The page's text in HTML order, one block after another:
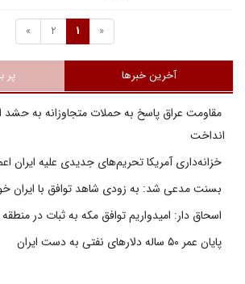
«
1
2
»
آخرین خبرها پر
مقاومت عراق پاسخ به حملات متجاوزانه به حشد
انداخت
خزانه‌داری آمریکا تحریم‌های جدیدی علیه ایران
بسنت مدعی شد: به زودی شاهد توافق با ایران
اسحاق دار: امیدواریم توافق مکه به ثبات در
پایان عمر ۵۰ ساله دلارهای نفتی به دست ایران